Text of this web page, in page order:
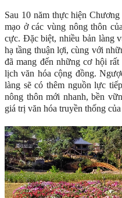
Sau 10 năm thực hiện
mạo ở các vùng nông thôn
cực. Đặc biệt, nhiều bản làng
hạ tầng thuận lợi, cùng với
đã mang đến những cơ hội
lịch văn hóa cộng đồng.
làng sẽ có thêm nguồn lực
nông thôn mới nhanh, bền
giá trị văn hóa truyền thống